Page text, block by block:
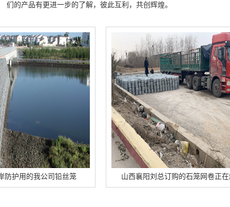
们的产品有更进一步的了解，彼此互利，共创辉煌。
我公司铅丝笼 山西襄阳刘总订购的石笼网卷正在卸车